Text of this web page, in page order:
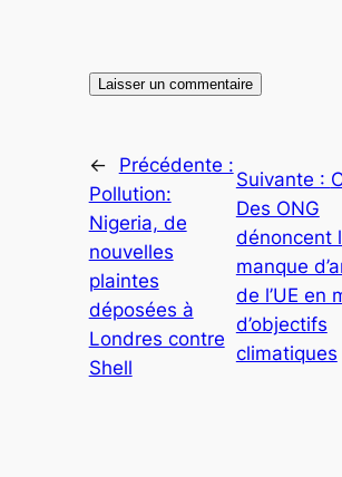
←
Précédente :
Pollution:
Nigeria, de
nouvelles
plaintes
déposées à
Londres contre
Shell
Suivante :
Des ONG
dénoncent
manque
de l’UE en
d’objectifs
climatiques